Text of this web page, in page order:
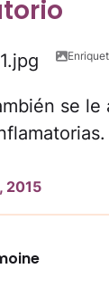
se le
2015